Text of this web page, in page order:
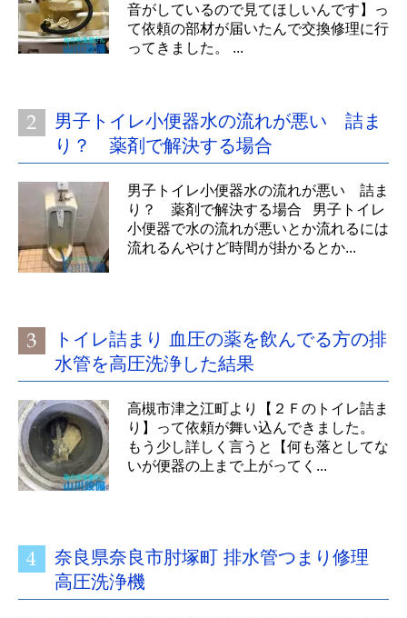
音がしているので見てほしいんです】っ
て依頼の部材が届いたんで交換修理に行
ってきました。 ...
男子トイレ小便器水の流れが悪い 詰ま
り？ 薬剤で解決する場合
男子トイレ小便器水の流れが悪い 詰ま
り？ 薬剤で解決する場合 男子トイレ
小便器で水の流れが悪いとか流れるには
流れるんやけど時間が掛かるとか...
トイレ詰まり 血圧の薬を飲んでる方の排
水管を高圧洗浄した結果
高槻市津之江町より【２Ｆのトイレ詰ま
り】って依頼が舞い込んできました。
もう少し詳しく言うと【何も落としてな
いが便器の上まで上がってく...
奈良県奈良市肘塚町 排水管つまり修理
高圧洗浄機